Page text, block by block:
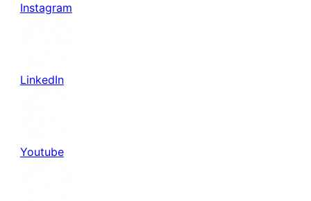
Instagram
LinkedIn
Youtube